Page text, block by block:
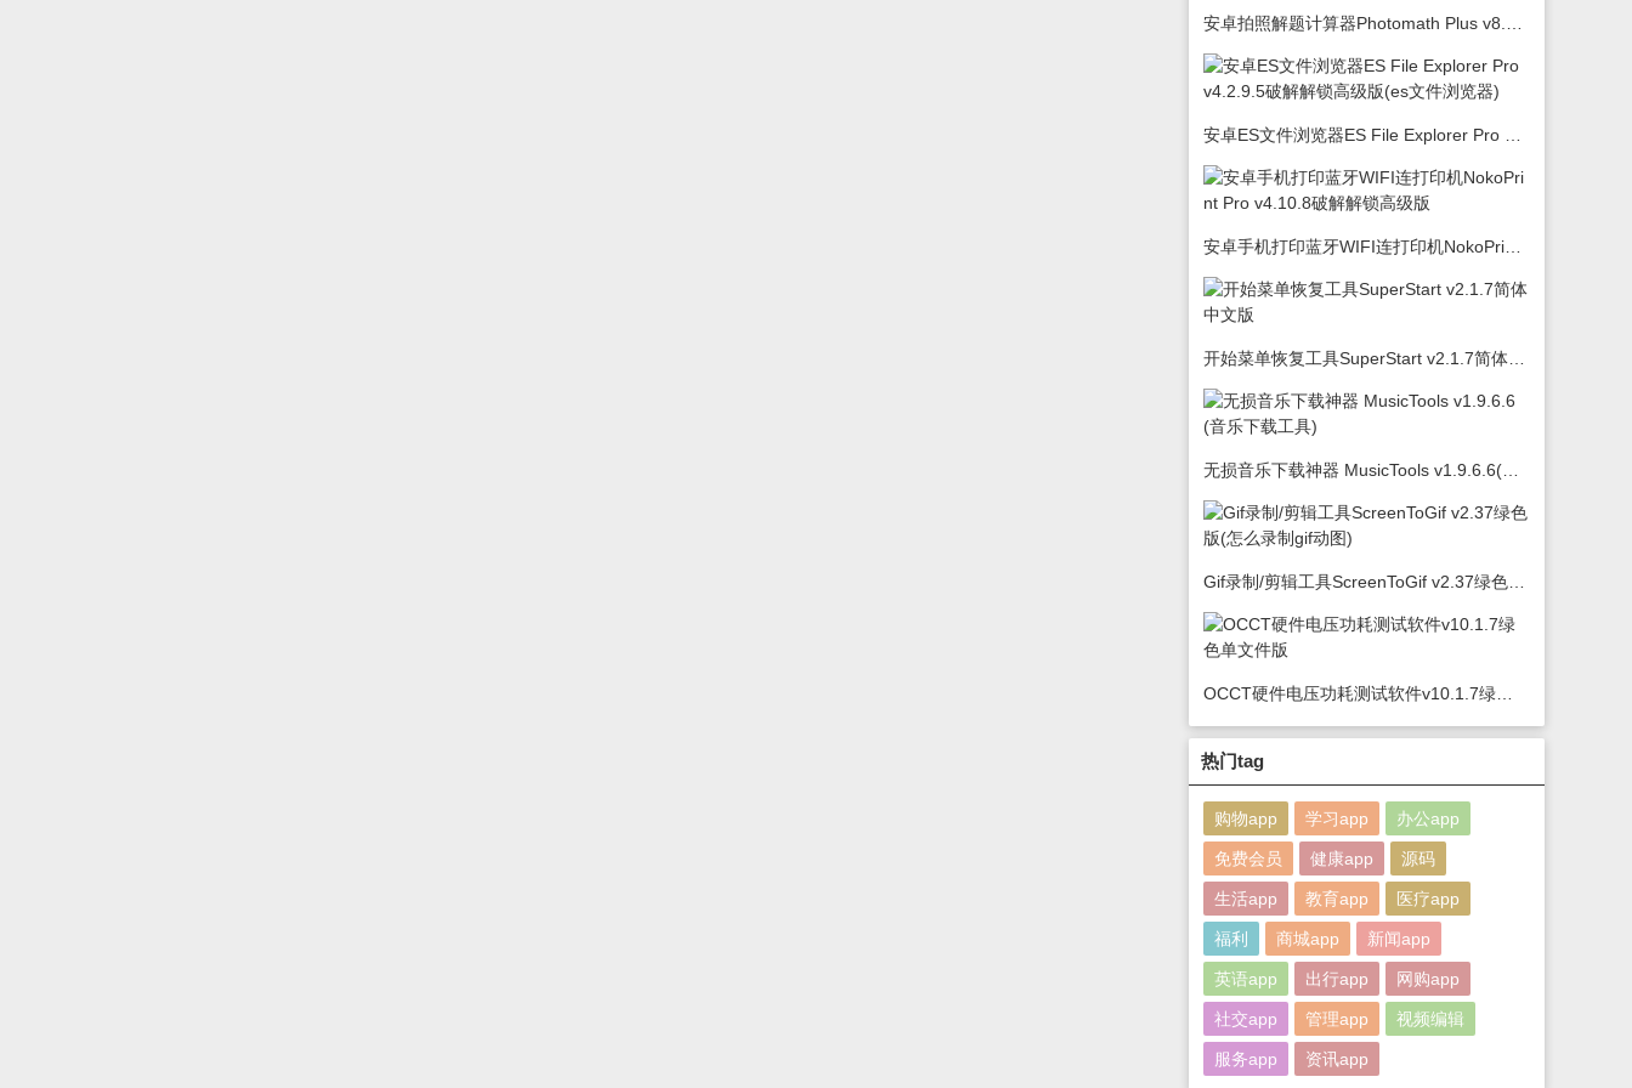
热门tag
购物app 学习app 办公app
免费会员 健康app 源码
生活app 教育app 医疗app
福利 商城app 新闻app
英语app 出行app 网购app
社交app 管理app 视频编辑
服务app 资讯app